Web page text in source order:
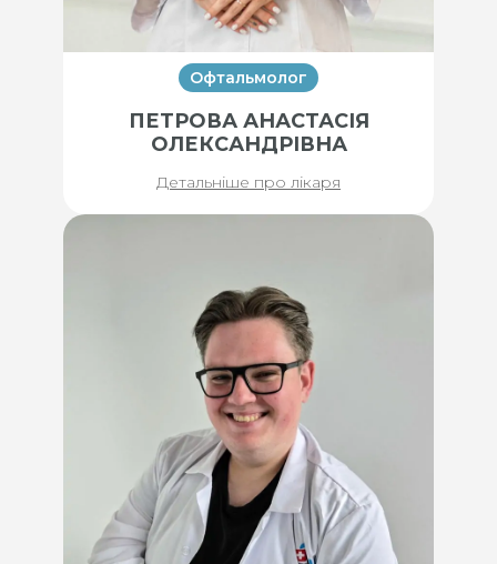
Офтальмолог
ПЕТРОВА АНАСТАСІЯ
ОЛЕКСАНДРІВНА
Детальніше про лікаря